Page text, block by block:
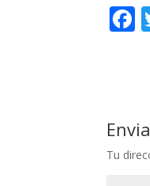
F
o
o
k
Tu